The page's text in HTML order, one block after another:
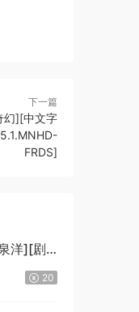
下一篇
幻][中文字
FRDS]
洋][剧
20